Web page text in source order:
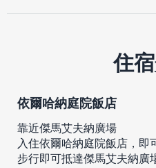
住
依爾哈納庭院飯店
靠近傑馬艾夫納廣場
入住依爾哈納庭院飯店，即
步行即可抵達傑馬艾夫納